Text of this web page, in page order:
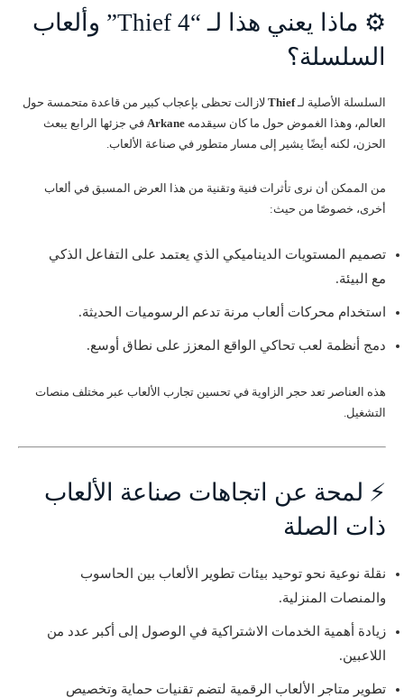
⚙️ ماذا يعني هذا لـ “Thief 4” وألعاب
السلسلة؟
السلسلة الأصلية لـThief لازالت تحظى بإعجاب كبير من قاعدة متحمسة حول
العالم، وهذا الغموض حول ما كان سيقدمه Arkane في جزئها الرابع يبعث
الحزن، لكنه أيضًا يشير إلى مسار متطور في صناعة الألعاب.
من الممكن أن نرى تأثرات فنية وتقنية من هذا العرض المسبق في ألعاب
أخرى، خصوصًا من حيث:
تصميم المستويات الديناميكي الذي يعتمد على التفاعل الذكي
مع البيئة.
استخدام محركات ألعاب مرنة تدعم الرسوميات الحديثة.
دمج أنظمة لعب تحاكي الواقع المعزز على نطاق أوسع.
هذه العناصر تعد حجر الزاوية في تحسين تجارب الألعاب عبر مختلف منصات
التشغيل.
⚡ لمحة عن اتجاهات صناعة الألعاب
ذات الصلة
نقلة نوعية نحو توحيد بيئات تطوير الألعاب بين الحاسوب
والمنصات المنزلية.
زيادة أهمية الخدمات الاشتراكية في الوصول إلى أكبر عدد من
اللاعبين.
تطوير متاجر الألعاب الرقمية لتضم تقنيات حماية وتخصيص